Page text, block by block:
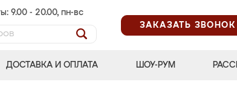
9.00 - 20.00, пн-вс
ЗАКАЗАТЬ ЗВОНОК
ДОСТАВКА И ОПЛАТА ШОУ-РУМ